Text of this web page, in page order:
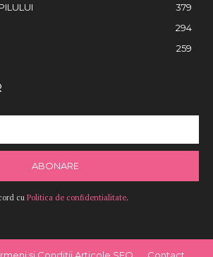
379
294
259
ABONARE
cu Politica de confidentialitate.
și Condiții Articole SEO Contact